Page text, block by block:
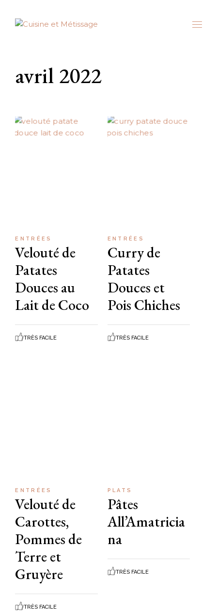
content
avril 2022
ENTRÉES
Velouté de
Patates
Douces au
Lait de Coco
TRÈS FACILE
ENTRÉES
Curry de
Patates
Douces et
Pois Chiches
TRÈS FACILE
ENTRÉES
Velouté de
Carottes,
Pommes de
Terre et
Gruyère
TRÈS FACILE
PLATS
Pâtes
All’Amatricia
na
TRÈS FACILE